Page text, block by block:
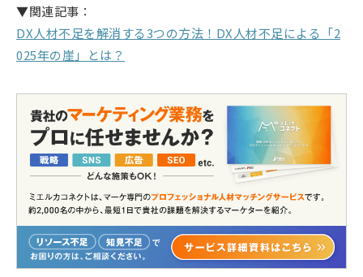
▼関連記事：
DX人材不足を解消する3つの方法！DX人材不足による「2
025年の崖」とは？